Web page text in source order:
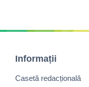
Informații
Casetă redacțională